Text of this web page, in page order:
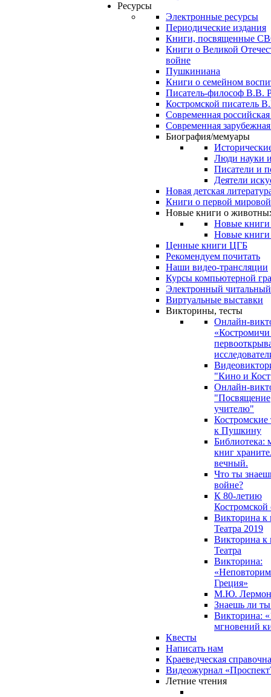
Ресурсы
Электронные ресурсы
Периодические издания
Книги, посвященные
Книги о Великой
войне
Пушкиниана
Книги о семейном
Писатель-философ В.В.
Костромской писатель
Современная российская
Современная
Биография/мемуары
Люди науки
Писатели и
Деятели
Новая детская
Книги о первой
Новые книги о
Новые книги
Новые книги
Ценные книги ЦГБ
Рекомендуем почитать
Наши видео-трансляции
Курсы компьютерной
Электронный читальный
Виртуальные выставки
Викторины, тесты
Онлайн-
"Кино и
Онлайн-
"Посвящение
учителю"
к Пушкину
Библиотека:
книг
вечный.
Что ты
войне?
К 80-летию
Костромской
Викторина к
Театра 2019
Викторина к
Театра
Викторина:
Греция»
М.Ю.
Знаешь ли
Викторина:
мгновений
Квесты
Написать нам
Краеведческая
Видеожурнал
Летние чтения